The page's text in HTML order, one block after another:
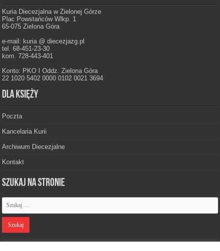
Kuria Diecezjalna w Zielonej Górze
Plac Powstańców Wlkp. 1
65-075 Zielona Góra
e-mail: kuria @ diecezjazg.pl
tel. 68-451-23-30
kom. 728-443-401
Konto: PKO I Oddz. Zielona Góra
22 1020 5402 0000 0102 0021 3694
Dla księży
Poczta
Kancelaria Kurii
Archiwum Diecezjalne
Kontakt
Szukaj na stronie